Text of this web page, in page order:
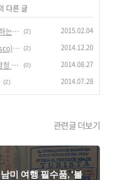
다른 글
[여행팁] 데이터 로밍 안하고 '구글 지도' 이용하는 방법 (2) 2015.02.04
남미 여행 필수품, '볼리비아 비자' 쿠스코(Cusco)에서 받기. (2) 2014.12.20
호주 워킹홀리데이, '젊음을 누리다' - 호주관광청 '유스캠페인 최종 4인' (0) 2014.08.27
(2) 2014.07.28
관련글 더보기
남미 여행 필수품, '볼